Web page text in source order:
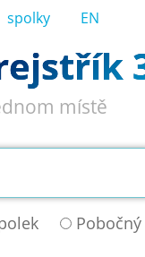
spolky EN
místě